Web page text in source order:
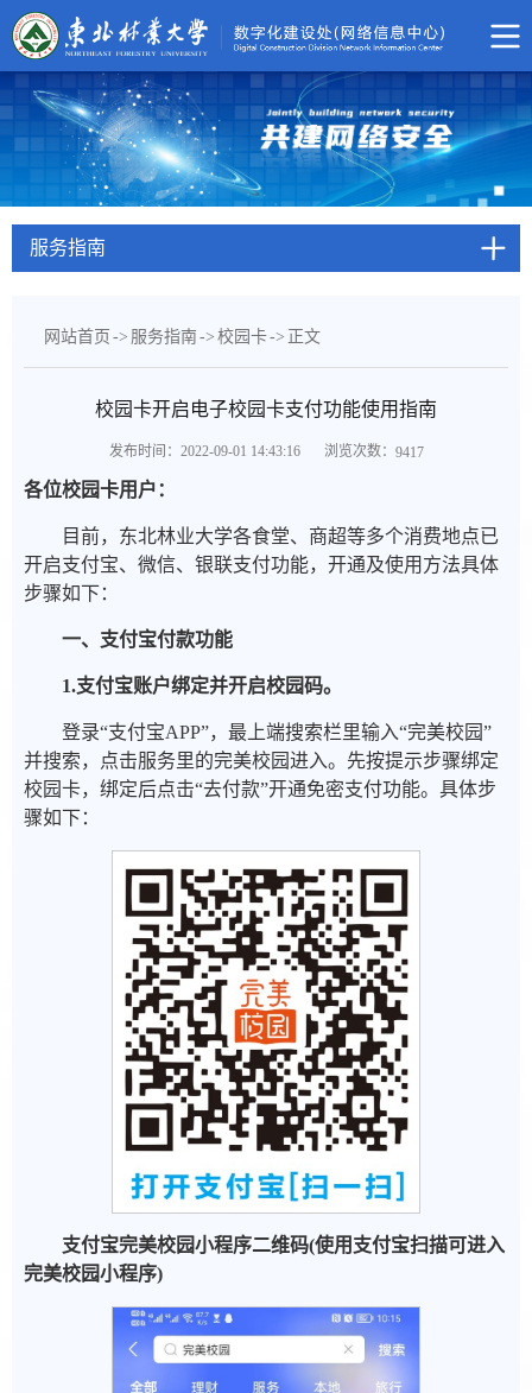
服务指南
网站首页 -> 服务指南-> 校园卡-> 正文
校园卡开启电子校园卡支付功能使用指南
发布时间：2022-09-01 14:43:16 浏览次数： 9417
各位校园卡用户：
目前，东北林业大学各食堂、商超等多个消费地点已
开启支付宝、微信、银联支付功能，开通及使用方法具体
步骤如下：
一、支付宝付款功能
1.支付宝账户绑定并开启校园码。
登录“支付宝APP”，最上端搜索栏里输入“完美校园”
并搜索，点击服务里的完美校园进入。先按提示步骤绑定
校园卡，绑定后点击“去付款”开通免密支付功能。具体步
骤如下：
支付宝完美校园小程序二维码(使用支付宝扫描可进入
完美校园小程序)